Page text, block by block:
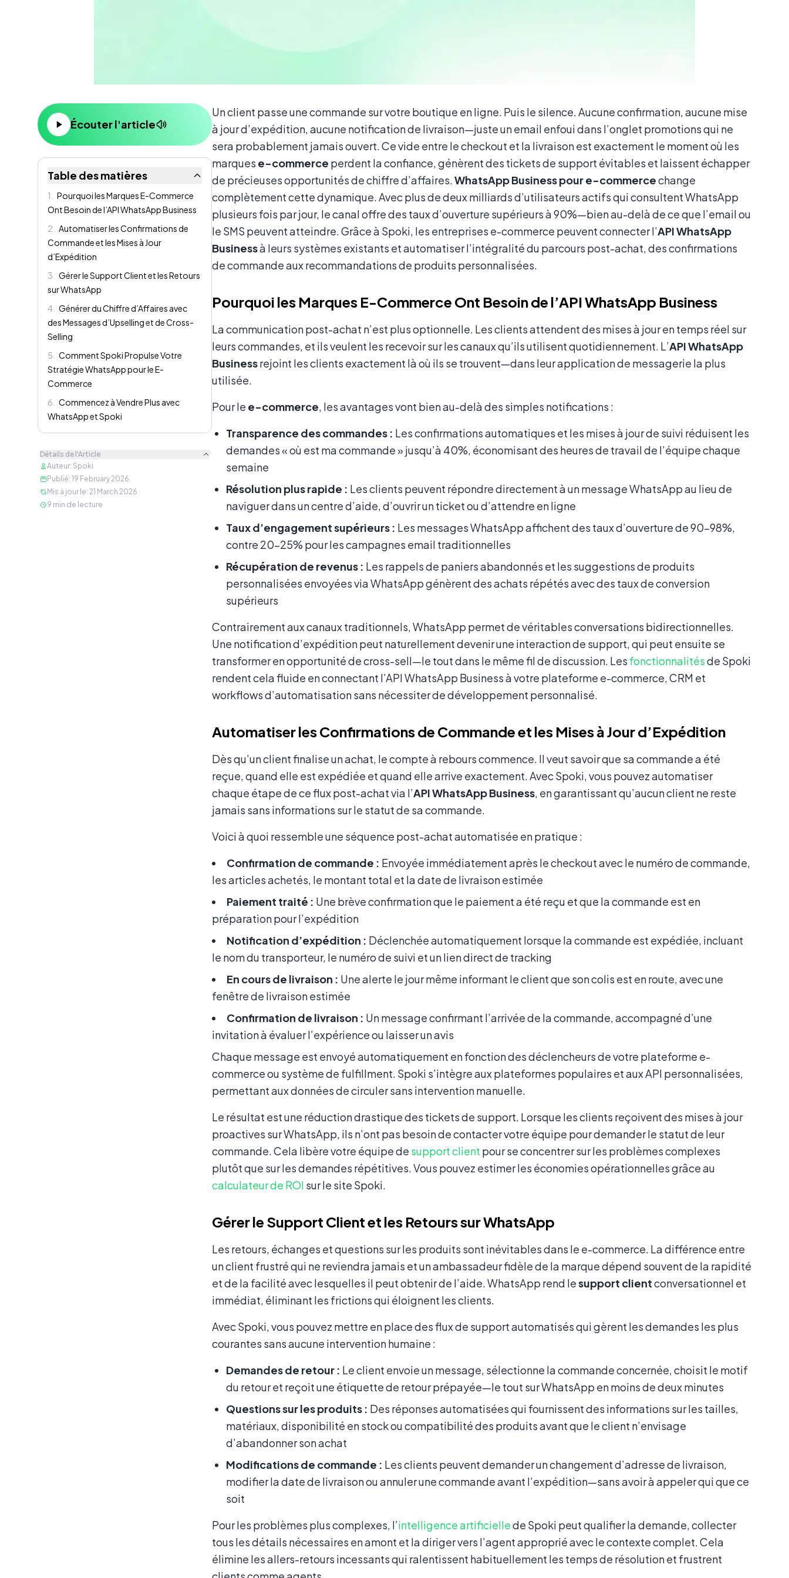
Écouter l'article
Table des matières
1
Pourquoi les Marques E-Commerce
Ont Besoin de l’API WhatsApp Business
2
Automatiser les Confirmations de
Commande et les Mises à Jour
d’Expédition
3
Gérer le Support Client et les Retours
sur WhatsApp
4
Générer du Chiffre d’Affaires avec
des Messages d’Upselling et de Cross-
Selling
5
Comment Spoki Propulse Votre
Stratégie WhatsApp pour le E-
Commerce
6
Commencez à Vendre Plus avec
WhatsApp et Spoki
Détails de l'Article
Auteur: Spoki
Publié: 19 February 2026
Mis à jour le: 21 March 2026
9 min de lecture
Contenu
Un client passe une commande sur votre boutique en ligne. Puis le silence. Aucune confirmation, aucune mise
à jour d’expédition, aucune notification de livraison—juste un email enfoui dans l’onglet promotions qui ne
sera probablement jamais ouvert. Ce vide entre le checkout et la livraison est exactement le moment où les
marques e-commerce perdent la confiance, génèrent des tickets de support évitables et laissent échapper
de précieuses opportunités de chiffre d’affaires. WhatsApp Business pour e-commercechange
complètement cette dynamique. Avec plus de deux milliards d’utilisateurs actifs qui consultent WhatsApp
plusieurs fois par jour, le canal offre des taux d’ouverture supérieurs à 90%—bien au-delà de ce que l’email ou
le SMS peuvent atteindre. Grâce à Spoki, les entreprises e-commerce peuvent connecter l’API WhatsApp
Businessà leurs systèmes existants et automatiser l’intégralité du parcours post-achat, des confirmations
de commande aux recommandations de produits personnalisées.
Pourquoi les Marques E-Commerce Ont Besoin de l’API WhatsApp Business
La communication post-achat n’est plus optionnelle. Les clients attendent des mises à jour en temps réel sur
leurs commandes, et ils veulent les recevoir sur les canaux qu’ils utilisent quotidiennement. L’API WhatsApp
Businessrejoint les clients exactement là où ils se trouvent—dans leur application de messagerie la plus
utilisée.
Pour le e-commerce , les avantages vont bien au-delà des simples notifications :
Transparence des commandes : Les confirmations automatiques et les mises à jour de suivi réduisent les
demandes « où est ma commande » jusqu’à 40%, économisant des heures de travail de l’équipe chaque
semaine
Résolution plus rapide : Les clients peuvent répondre directement à un message WhatsApp au lieu de
naviguer dans un centre d’aide, d’ouvrir un ticket ou d’attendre en ligne
Taux d’engagement supérieurs : Les messages WhatsApp affichent des taux d’ouverture de 90–98%,
contre 20–25% pour les campagnes email traditionnelles
Récupération de revenus : Les rappels de paniers abandonnés et les suggestions de produits
personnalisées envoyées via WhatsApp génèrent des achats répétés avec des taux de conversion
supérieurs
Contrairement aux canaux traditionnels, WhatsApp permet de véritables conversations bidirectionnelles.
Une notification d’expédition peut naturellement devenir une interaction de support, qui peut ensuite se
transformer en opportunité de cross-sell—le tout dans le même fil de discussion. Les fonctionnalitésde Spoki
rendent cela fluide en connectant l’API WhatsApp Business à votre plateforme e-commerce, CRM et
workflows d’automatisation sans nécessiter de développement personnalisé.
Automatiser les Confirmations de Commande et les Mises à Jour d’Expédition
Dès qu’un client finalise un achat, le compte à rebours commence. Il veut savoir que sa commande a été
reçue, quand elle est expédiée et quand elle arrive exactement. Avec Spoki, vous pouvez automatiser
chaque étape de ce flux post-achat via l’API WhatsApp Business , en garantissant qu’aucun client ne reste
jamais sans informations sur le statut de sa commande.
Voici à quoi ressemble une séquence post-achat automatisée en pratique :
Confirmation de commande : Envoyée immédiatement après le checkout avec le numéro de commande,
les articles achetés, le montant total et la date de livraison estimée
Paiement traité : Une brève confirmation que le paiement a été reçu et que la commande est en
préparation pour l’expédition
Notification d’expédition : Déclenchée automatiquement lorsque la commande est expédiée, incluant
le nom du transporteur, le numéro de suivi et un lien direct de tracking
En cours de livraison : Une alerte le jour même informant le client que son colis est en route, avec une
fenêtre de livraison estimée
Confirmation de livraison : Un message confirmant l’arrivée de la commande, accompagné d’une
invitation à évaluer l’expérience ou laisser un avis
Chaque message est envoyé automatiquement en fonction des déclencheurs de votre plateforme e-
commerce ou système de fulfillment. Spoki s’intègre aux plateformes populaires et aux API personnalisées,
permettant aux données de circuler sans intervention manuelle.
Le résultat est une réduction drastique des tickets de support. Lorsque les clients reçoivent des mises à jour
proactives sur WhatsApp, ils n’ont pas besoin de contacter votre équipe pour demander le statut de leur
commande. Cela libère votre équipe de support client pour se concentrer sur les problèmes complexes
plutôt que sur les demandes répétitives. Vous pouvez estimer les économies opérationnelles grâce au
calculateur de ROI sur le site Spoki.
Gérer le Support Client et les Retours sur WhatsApp
Les retours, échanges et questions sur les produits sont inévitables dans le e-commerce. La différence entre
un client frustré qui ne reviendra jamais et un ambassadeur fidèle de la marque dépend souvent de la rapidité
et de la facilité avec lesquelles il peut obtenir de l’aide. WhatsApp rend lesupport clientconversationnel et
immédiat, éliminant les frictions qui éloignent les clients.
Avec Spoki, vous pouvez mettre en place des flux de support automatisés qui gèrent les demandes les plus
courantes sans aucune intervention humaine :
Demandes de retour : Le client envoie un message, sélectionne la commande concernée, choisit le motif
du retour et reçoit une étiquette de retour prépayée—le tout sur WhatsApp en moins de deux minutes
Questions sur les produits : Des réponses automatisées qui fournissent des informations sur les tailles,
matériaux, disponibilité en stock ou compatibilité des produits avant que le client n’envisage
d’abandonner son achat
Modifications de commande : Les clients peuvent demander un changement d’adresse de livraison,
modifier la date de livraison ou annuler une commande avant l’expédition—sans avoir à appeler qui que ce
soit
Pour les problèmes plus complexes, l’intelligence artificiellede Spoki peut qualifier la demande, collecter
tous les détails nécessaires en amont et la diriger vers l’agent approprié avec le contexte complet. Cela
élimine les allers-retours incessants qui ralentissent habituellement les temps de résolution et frustrent